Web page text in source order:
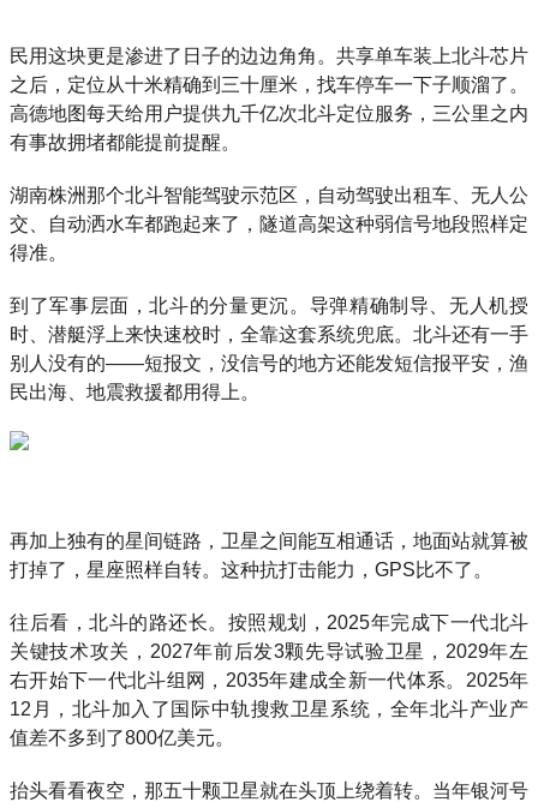
民用这块更是渗进了日子的边边角角。共享单车装上北斗芯片
之后，定位从十米精确到三十厘米，找车停车一下子顺溜了。
高德地图每天给用户提供九千亿次北斗定位服务，三公里之内
有事故拥堵都能提前提醒。
湖南株洲那个北斗智能驾驶示范区，自动驾驶出租车、无人公
交、自动洒水车都跑起来了，隧道高架这种弱信号地段照样定
得准。
到了军事层面，北斗的分量更沉。导弹精确制导、无人机授
时、潜艇浮上来快速校时，全靠这套系统兜底。北斗还有一手
别人没有的——短报文，没信号的地方还能发短信报平安，渔
民出海、地震救援都用得上。
再加上独有的星间链路，卫星之间能互相通话，地面站就算被
打掉了，星座照样自转。这种抗打击能力，GPS比不了。
往后看，北斗的路还长。按照规划，2025年完成下一代北斗
关键技术攻关，2027年前后发3颗先导试验卫星，2029年左
右开始下一代北斗组网，2035年建成全新一代体系。2025年
12月，北斗加入了国际中轨搜救卫星系统，全年北斗产业产
值差不多到了800亿美元。
抬头看看夜空，那五十颗卫星就在头顶上绕着转。当年银河号